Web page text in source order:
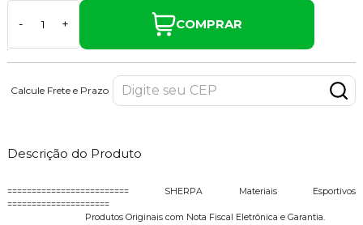
- + COMPRAR
Calcule Frete e Prazo
Descrição do Produto
========================= SHERPA Materiais Esportivos
=====================
Produtos Originais com Nota Fiscal Eletrônica e Garantia.